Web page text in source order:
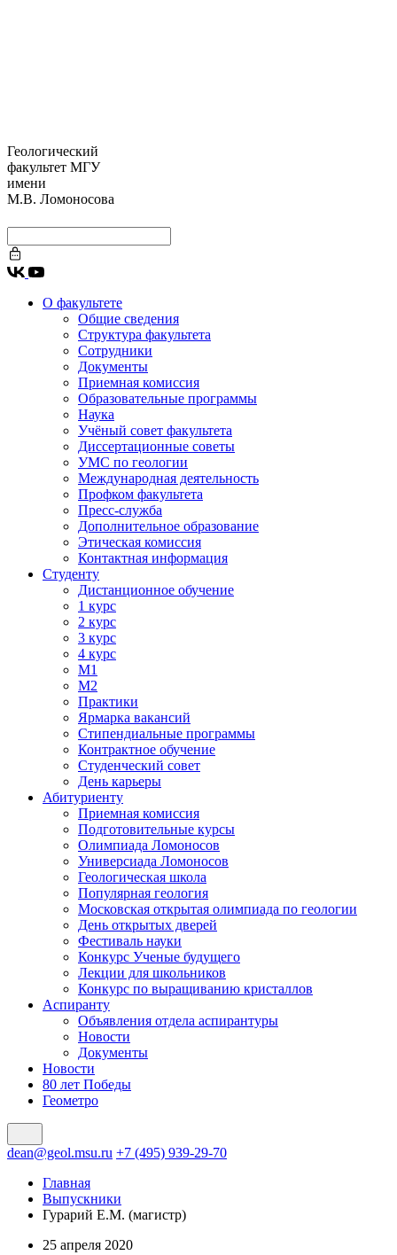
Геологический
факультет МГУ
имени
М.В. Ломоносова
О факультете
Общие сведения
Структура факультета
Сотрудники
Документы
Приемная комиссия
Образовательные программы
Наука
Учёный совет факультета
Диссертационные советы
УМС по геологии
Международная деятельность
Профком факультета
Пресс-служба
Дополнительное образование
Этическая комиссия
Контактная информация
Студенту
Дистанционное обучение
1 курс
2 курс
3 курс
4 курс
М1
М2
Практики
Ярмарка вакансий
Стипендиальные программы
Контрактное обучение
Студенческий совет
День карьеры
Абитуриенту
Приемная комиссия
Подготовительные курсы
Олимпиада Ломоносов
Универсиада Ломоносов
Геологическая школа
Популярная геология
Московская открытая олимпиада по геологии
День открытых дверей
Фестиваль науки
Конкурс Ученые будущего
Лекции для школьников
Конкурс по выращиванию кристаллов
Аспиранту
Объявления отдела аспирантуры
Новости
Документы
Новости
80 лет Победы
Геометро
dean@geol.msu.ru +7 (495) 939-29-70
Главная
Выпускники
Гурарий Е.М. (магистр)
25 апреля 2020